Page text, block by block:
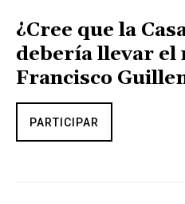
¿Cree que la
debería llevar el
Francisco
PARTICIPAR